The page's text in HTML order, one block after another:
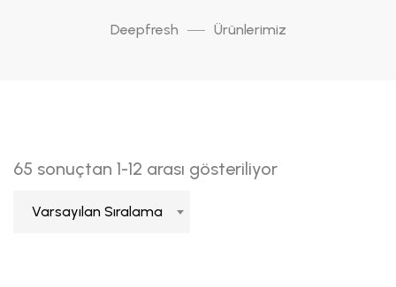
Deepfresh Ürünlerimiz
65 sonuçtan 1-12 arası gösteriliyor
Varsayılan Sıralama